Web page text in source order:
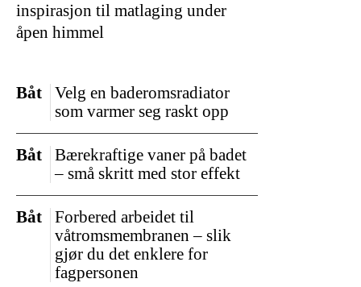
inspirasjon til matlaging under
åpen himmel
Velg en baderomsradiator
som varmer seg raskt opp
Båt
Bærekraftige vaner på badet
– små skritt med stor effekt
Båt
Forbered arbeidet til
våtromsmembranen – slik
gjør du det enklere for
fagpersonen
Båt